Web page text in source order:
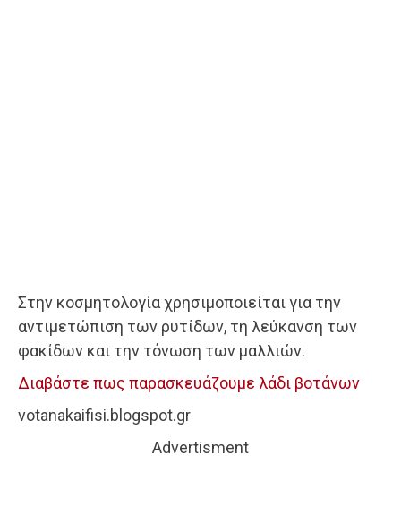
Στην κοσμητολογία χρησιμοποιείται για την
αντιμετώπιση των ρυτίδων, τη λεύκανση των
φακίδων και την τόνωση των μαλλιών.
Διαβάστε πως παρασκευάζουμε λάδι βοτάνων
votanakaifisi.blogspot.gr
Advertisment